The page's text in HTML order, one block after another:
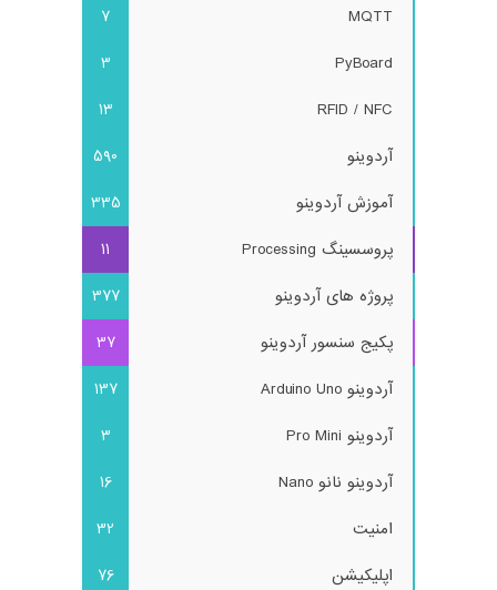
MQTT
7
PyBoard
3
RFID / NFC
13
آردوینو
590
آموزش آردوینو
335
پروسسینگ Processing
11
پروژه های آردوینو
377
پکیج سنسور آردوینو
37
آردوینو Arduino Uno
137
آردوینو Pro Mini
3
آردوینو نانو Nano
16
امنیت
32
اپلیکیشن
76